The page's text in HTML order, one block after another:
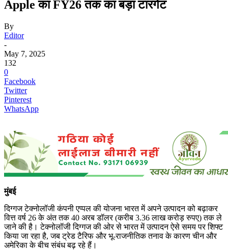
Apple का FY26 तक का बड़ा टारगेट
By
Editor
-
May 7, 2025
132
0
Facebook
Twitter
Pinterest
WhatsApp
मुंबई
दिग्गज टेक्नोलॉजी कंपनी एप्पल की योजना भारत में अपने उत्पादन को बढ़ाकर
वित्त वर्ष 26 के अंत तक 40 अरब डॉलर (करीब 3.36 लाख करोड़ रुपए) तक ले
जाने की है। टेक्नोलॉजी दिग्गज की ओर से भारत में उत्पादन ऐसे समय पर शिफ्ट
किया जा रहा है, जब ट्रेड टैरिफ और भू-राजनीतिक तनाव के कारण चीन और
अमेरिका के बीच संबंध बढ़ रहे हैं।